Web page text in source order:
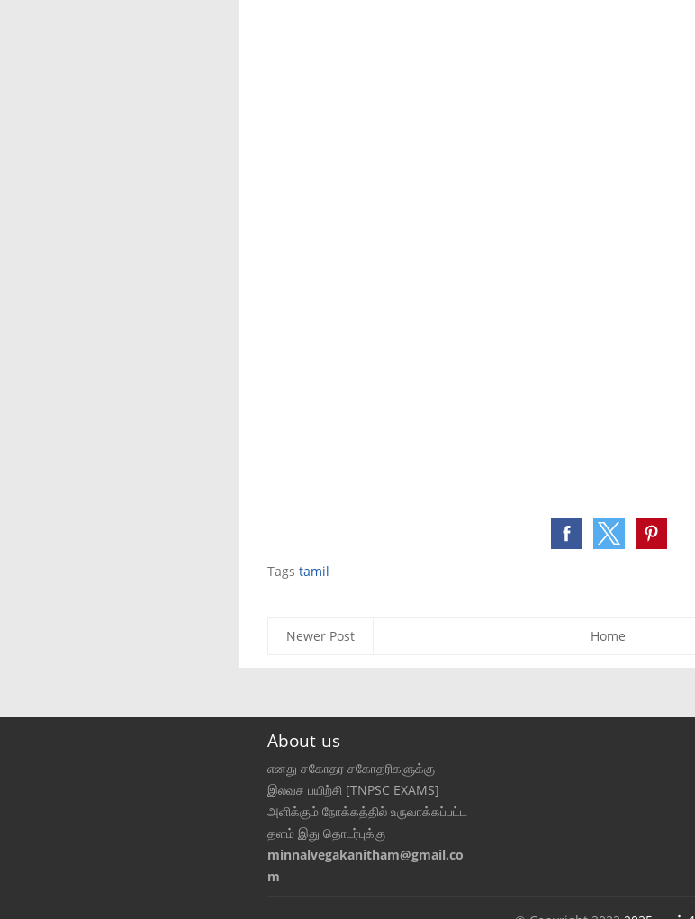
Tags tamil
Newer Post Home
About us
எனது சகோதர சகோதரிகளுக்கு
இலவச பயிற்சி [TNPSC EXAMS]
அளிக்கும் நோக்கத்தில் உருவாக்கப்பட்ட
தளம் இது தொடர்புக்கு
minnalvegakanitham@gmail.co
m